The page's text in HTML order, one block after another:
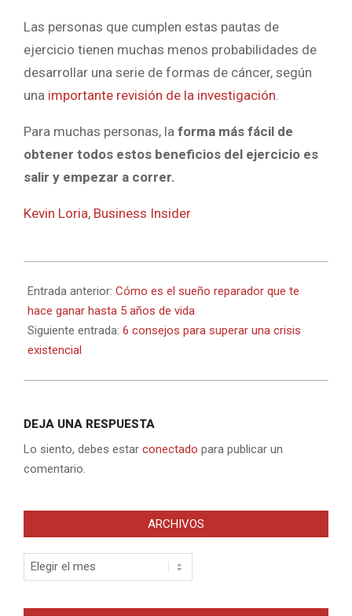
Las personas que cumplen estas pautas de
ejercicio tienen muchas menos probabilidades de
desarrollar una serie de formas de cáncer, según
una importante revisión de la investigación.
Para muchas personas, la forma más fácil de
obtener todos estos beneficios del ejercicio es
salir y empezar a correr.
Kevin Loria, Business Insider
05-
24
Entrada anterior: Cómo es el sueño reparador que te
hace ganar hasta 5 años de vida
Siguiente entrada: 6 consejos para superar una crisis
existencial
DEJA UNA RESPUESTA
Lo siento, debes estar conectado para publicar un
comentario.
ARCHIVOS
Archivos